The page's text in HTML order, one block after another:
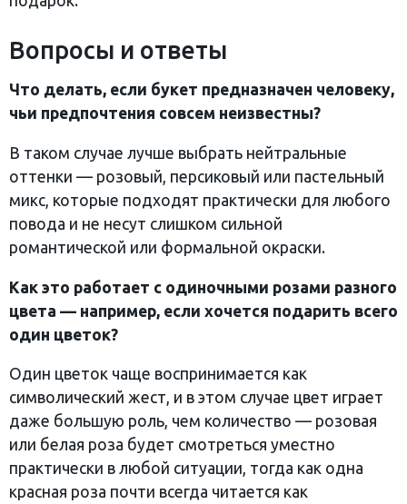
Вопросы и ответы
Что делать, если букет предназначен человеку,
чьи предпочтения совсем неизвестны?
В таком случае лучше выбрать нейтральные
оттенки — розовый, персиковый или пастельный
микс, которые подходят практически для любого
повода и не несут слишком сильной
романтической или формальной окраски.
Как это работает с одиночными розами разного
цвета — например, если хочется подарить всего
один цветок?
Один цветок чаще воспринимается как
символический жест, и в этом случае цвет играет
даже большую роль, чем количество — розовая
или белая роза будет смотреться уместно
практически в любой ситуации, тогда как одна
красная роза почти всегда читается как